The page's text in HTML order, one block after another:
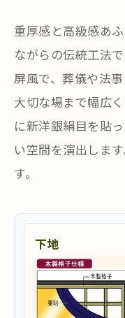
重厚感と高級感あ
ながらの伝統工法
屏風で、葬儀や法
大切な場まで幅広
に新洋銀絹目を貼
い空間を演出しま
す。